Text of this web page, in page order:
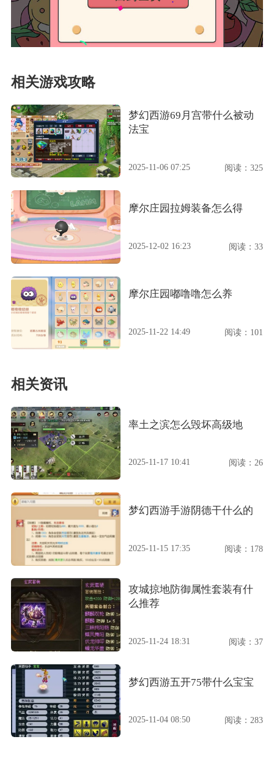
相关游戏攻略
梦幻西游69月宫带什么被动
法宝
2025-11-06 07:25 阅读：325
摩尔庄园拉姆装备怎么得
2025-12-02 16:23 阅读：33
摩尔庄园嘟噜噜怎么养
2025-11-22 14:49 阅读：101
相关资讯
率土之滨怎么毁坏高级地
2025-11-17 10:41 阅读：26
梦幻西游手游阴德干什么的
2025-11-15 17:35 阅读：178
攻城掠地防御属性套装有什
么推荐
2025-11-24 18:31 阅读：37
梦幻西游五开75带什么宝宝
2025-11-04 08:50 阅读：283